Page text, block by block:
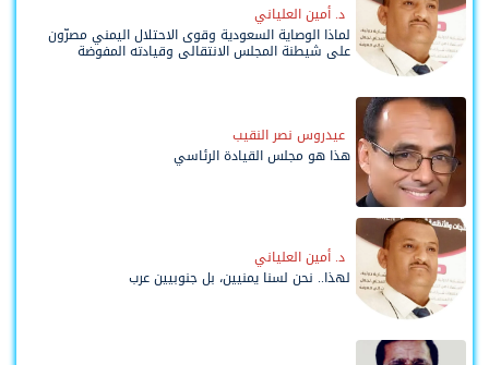
د. أمين العلياني
لماذا الوصاية السعودية وقوى الاحتلال اليمني مصرّون
على شيطنة المجلس الانتقالي وقيادته المفوضة
عيدروس نصر النقيب
هذا هو مجلس القيادة الرئاسي
د. أمين العلياني
لهذا.. نحن لسنا يمنيين، بل جنوبيين عرب